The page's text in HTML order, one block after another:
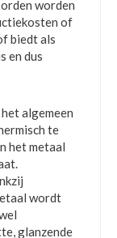
worden
of
biedt als
en dus
algemeen
te
het metaal
wordt
glanzende